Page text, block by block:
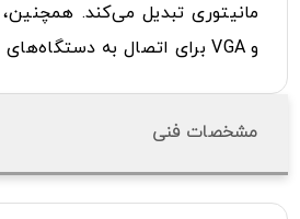
و VGA برای اتصال به دستگاه‌های مختلف است.
مشخصات فنی